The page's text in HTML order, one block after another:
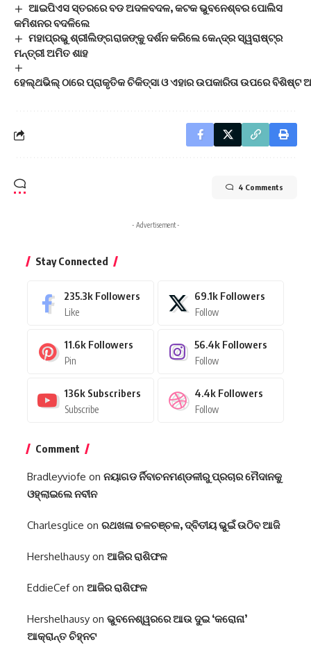
ଆଇପିଏସ ସ୍ତରରେ ବଡ ଅଦଳବଦଳ, କଟକ ଭୁବନେଶ୍ବର ପୋଲିସ
କମିଶନର ବଦଳିଲେ
ମହାପ୍ରଭୁ ଶ୍ରୀଲିଙ୍ଗରାଜଙ୍କୁ ଦର୍ଶନ କରିଲେ କେନ୍ଦ୍ର ସ୍ୱରାଷ୍ଟ୍ର
ମନ୍ତ୍ରୀ ଅମିତ ଶାହ
ହେଲ୍ଥଭିଲ୍ ଠାରେ ପ୍ରାକୃତିକ ଚିକିତ୍ସା ଓ ଏହାର ଉପକାରିତା ଉପରେ
4 Comments
- Advertisement -
Stay Connected
235.3k Followers
Like
69.1k Followers
Follow
11.6k Followers
Pin
56.4k Followers
Follow
136k Subscribers
Subscribe
4.4k Followers
Follow
Comment
Bradleyviofe on ନୟାଗଡ ର୍ନିବାଚନମଣ୍ଡଳୀରୁ ପ୍ରଚାର ମୈଦାନକୁ
ଓହ୍ଲାଇଲେ ନବୀନ
Charlesglice on ରଥଖଳା ଚଳଚ‌ଞ୍ଚଳ, ଦ୍ବିତୀୟ ଭୁଇଁ ଉଠିବ ଆଜି
Hershelhausy on ଆଜିର ରାଶିଫଳ
EddieCefon ଆଜିର ରାଶିଫଳ
Hershelhausy on ଭୁବନେଶ୍ୱରରେ ଆଉ ଦୁଇ ‘କରୋନା’
ଆକ୍ରାନ୍ତ ଚିହ୍ନଟ